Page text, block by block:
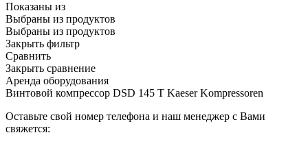
Показаны из
Выбраны из продуктов
Выбраны из продуктов
Закрыть фильтр
Сравнить
Закрыть сравнение
Аренда оборудования
Винтовой компрессор DSD 145 T Kaeser Kompressoren
Оставьте свой номер телефона и наш менеджер с Вами
свяжется: